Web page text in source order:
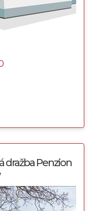
dražba Penzion